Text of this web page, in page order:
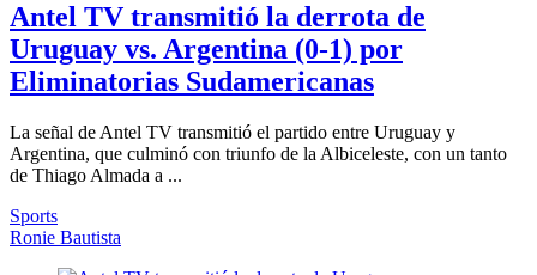
Antel TV transmitió la derrota de
Uruguay vs. Argentina (0-1) por
Eliminatorias Sudamericanas
La señal de Antel TV transmitió el partido entre Uruguay y
Argentina, que culminó con triunfo de la Albiceleste, con un tanto
de Thiago Almada a ...
Sports
Ronie Bautista